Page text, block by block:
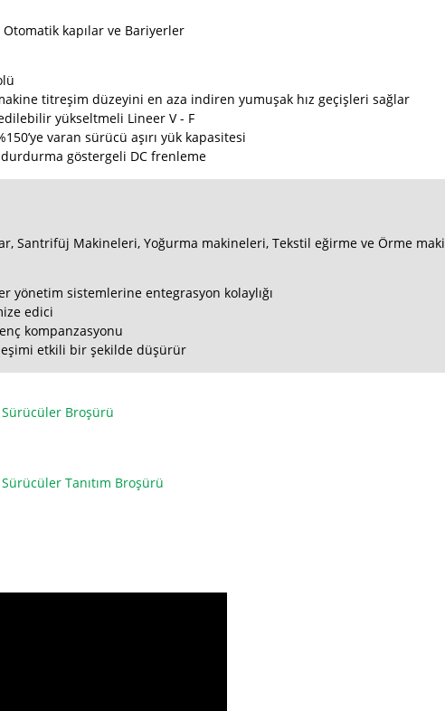
kapılar ve Bariyerler
titreşim düzeyini en aza indiren yumuşak hız geçişleri sağlar
yükseltmeli Lineer V - F
varan sürücü aşırı yük kapasitesi
göstergeli DC frenleme
Santrifüj Makineleri, Yoğurma makineleri, Tekstil eğirme ve Örme
yönetim sistemlerine entegrasyon kolaylığı
edici
kompanzasyonu
etkili bir şekilde düşürür
Sürücüler Broşürü
Tanıtım Broşürü